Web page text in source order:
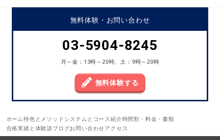
無料体験・ お問い合わせ
03-5904-8245
月～金：13時～20時、土：9時～20時
無料体験する
ホーム特色とメソッド システムとコース紹介時間割・料金・書類
合格実績と体験談 ブログお問い合わせアクセス